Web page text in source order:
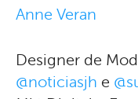
Anne Veran
Designer de
@noticiasjh e